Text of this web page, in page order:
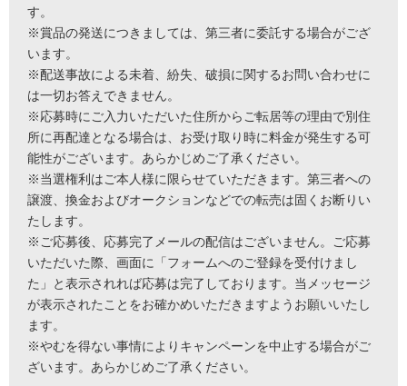
す。
※賞品の発送につきましては、第三者に委託する場合がござ
います。
※配送事故による未着、紛失、破損に関するお問い合わせに
は一切お答えできません。
※応募時にご入力いただいた住所からご転居等の理由で別住
所に再配達となる場合は、お受け取り時に料金が発生する可
能性がございます。あらかじめご了承ください。
※当選権利はご本人様に限らせていただきます。第三者への
譲渡、換金およびオークションなどでの転売は固くお断りい
たします。
※ご応募後、応募完了メールの配信はございません。ご応募
いただいた際、画面に「フォームへのご登録を受付けまし
た」と表示されれば応募は完了しております。当メッセージ
が表示されたことをお確かめいただきますようお願いいたし
ます。
※やむを得ない事情によりキャンペーンを中止する場合がご
ざいます。あらかじめご了承ください。